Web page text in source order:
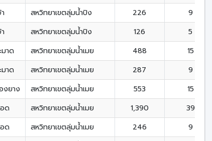
สหวิทยาเขตลุ่มน้ำปิง 226
9
สหวิทยาเขตลุ่มน้ำปิง 126
5
มาด สหวิทยาเขตลุ่มน้ำเมย 488
15
มาด สหวิทยาเขตลุ่มน้ำเมย 287
9
งยาง สหวิทยาเขตลุ่มน้ำเมย 553
15
ด สหวิทยาเขตลุ่มน้ำเมย 1,390
39
ด สหวิทยาเขตลุ่มน้ำเมย 246
9